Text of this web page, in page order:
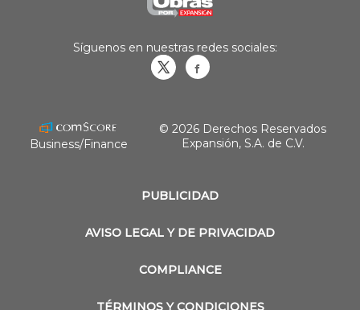
PUBLICIDAD
AVISO LEGAL Y DE PRIVACIDAD
COMPLIANCE
TÉRMINOS Y CONDICIONES
Síguenos en nuestras redes sociales:
Business/Finance
© 2026 Derechos Reservados
Expansión, S.A. de C.V.